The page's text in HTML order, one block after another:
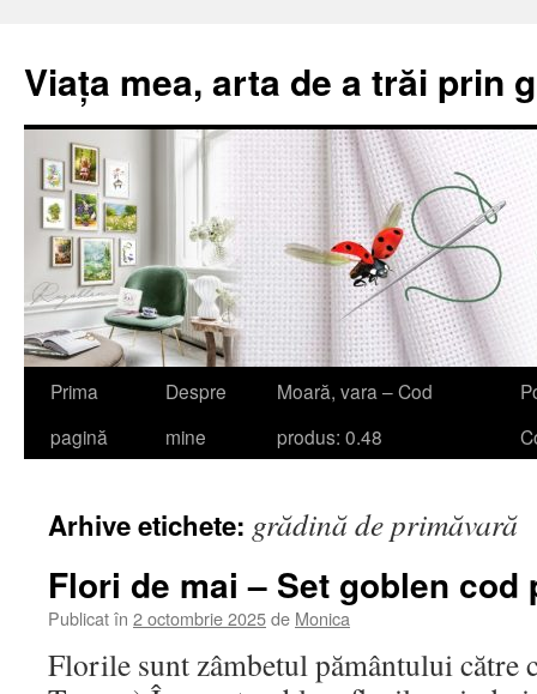
Viața mea, arta de a trăi prin
Sari
Prima
pagină
Despre
mine
Moară, vara – Cod
produs: 0.48
Arhive etichete: grădină de primăvară
Flori de mai – Set goblen cod
Publicat în 2 octombrie 2025de Monica
Florile sunt zâmbetul pământului către